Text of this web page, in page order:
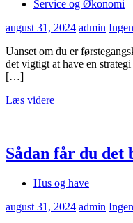
Service og Økonomi
august 31, 2024 admin
Uanset om du er
det vigtigt at have en
[…]
Læs videre
Sådan får du det
Hus og have
august 31, 2024 admin